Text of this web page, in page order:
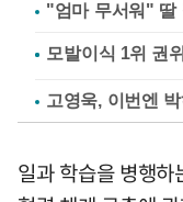
"엄마 무서워" 딸
고영욱, 이번엔
일과 학습을 병행